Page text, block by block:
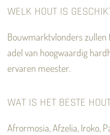
WELK HOUT IS
Bouwmarktvlonders zullen
adel van hoogwaardig
ervaren meester.
WAT IS HET BESTE
Afrormosia, Afzelia, Iroko,